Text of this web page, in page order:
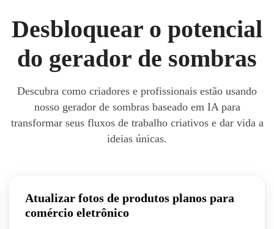
Desbloquear o potencial
do gerador de sombras
Descubra como criadores e profissionais estão usando
nosso gerador de sombras baseado em IA para
transformar seus fluxos de trabalho criativos e dar vida a
ideias únicas.
Atualizar fotos de produtos planos para
comércio eletrônico